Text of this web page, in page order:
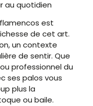
au quotidien
est
de cet art.
un contexte
de sentir. Que
professionnel du
ses palos vous
plus la
ou baile.